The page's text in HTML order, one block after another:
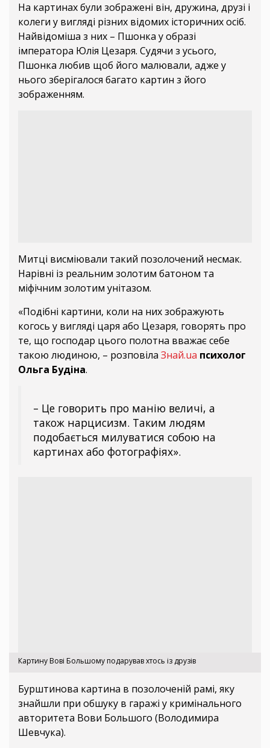
На картинах були зображені він, дружина, друзі і
колеги у вигляді різних відомих історичних осіб.
Найвідоміша з них – Пшонка у образі
імператора Юлія Цезаря. Судячи з усього,
Пшонка любив щоб його малювали, адже у
нього зберігалося багато картин з його
зображенням.
Митці висміювали такий позолочений несмак.
Нарівні із реальним золотим батоном та
міфічним золотим унітазом.
«Подібні картини, коли на них зображують
когось у вигляді царя або Цезаря, говорять про
те, що господар цього полотна вважає себе
такою людиною, – розповіла Знай.ua психолог
Ольга Будіна.
– Це говорить про манію величі, а
також нарцисизм. Таким людям
подобається милуватися собою на
картинах або фотографіях».
Картину Вові Большому подарував хтось із друзів
Бурштинова картина в позолоченій рамі, яку
знайшли при обшуку в гаражі у кримінального
авторитета Вови Большого (Володимира
Шевчука).